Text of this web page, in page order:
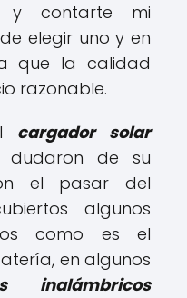
y contarte mi
elegir uno y en
que la calidad
razonable.
cargador solar
de su
el pasar del
algunos
como es el
en algunos
inalámbricos